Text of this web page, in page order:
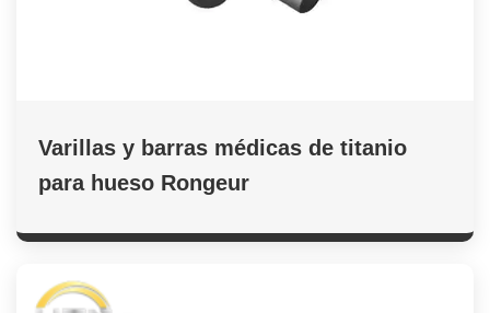
Varillas y barras médicas de titanio
para hueso Rongeur